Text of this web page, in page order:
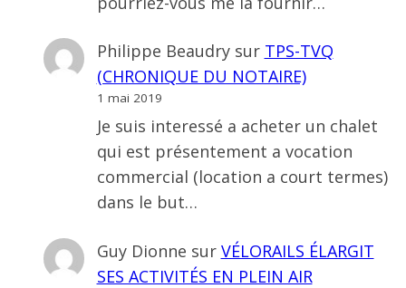
Philippe Beaudrysur TPS-TVQ
(CHRONIQUE DU NOTAIRE)
1 mai 2019
Je suis interessé a acheter un chalet
qui est présentement a vocation
commercial (location a court termes)
dans le but…
Guy Dionne sur VÉLORAILS ÉLARGIT
SES ACTIVITÉS EN PLEIN AIR